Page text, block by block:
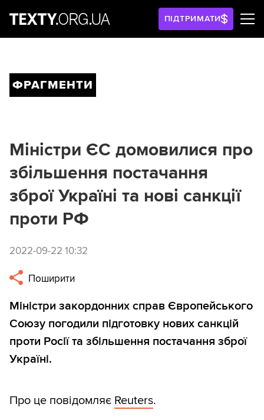
ПІДТРИМАТИ
ФРАГМЕНТИ
Міністри ЄС домовилися про
збільшення постачання
зброї Україні та нові санкції
проти РФ
2022-09-22 10:32
Поширити
Міністри закордонних справ Європейського
Союзу погодили підготовку нових санкцій
проти Росії та збільшення постачання зброї
Україні.
Про це повідомляє Reuters.